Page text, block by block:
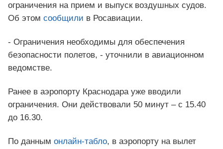
ограничения на прием и выпуск воздушных судов.
Об этом сообщили в Росавиации.
- Ограничения необходимы для обеспечения
безопасности полетов, - уточнили в авиационном
ведомстве.
Ранее в аэропорту Краснодара уже вводили
ограничения. Они действовали 50 минут – с 15.40
до 16.30.
По данным онлайн-табло, в аэропорту на вылет